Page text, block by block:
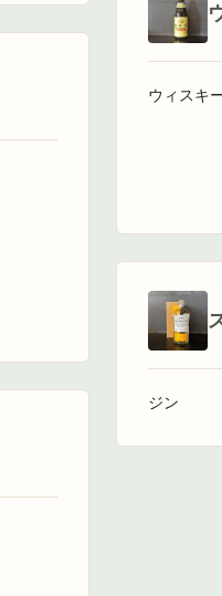
ウィスキ
ジン